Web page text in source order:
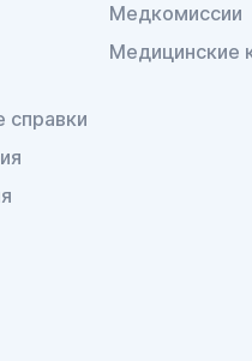
Медкомиссии
Медицинские
справки